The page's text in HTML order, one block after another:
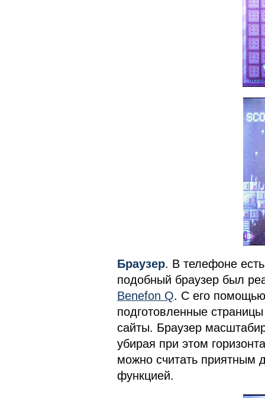
Браузер. В телефоне
подобный браузер был
Benefon Q. C его
подготовленные
сайты. Браузер
убирая при этом
можно считать приятным
функцией.